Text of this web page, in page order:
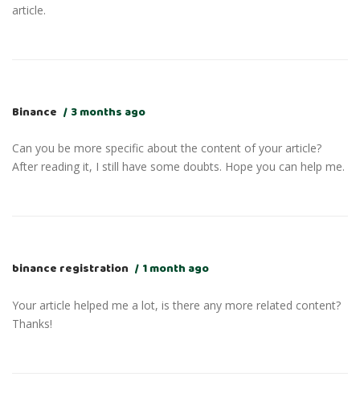
article.
Binance 3 months ago
Can you be more specific about the content of your article?
After reading it, I still have some doubts. Hope you can help me.
binance registration 1 month ago
Your article helped me a lot, is there any more related content?
Thanks!